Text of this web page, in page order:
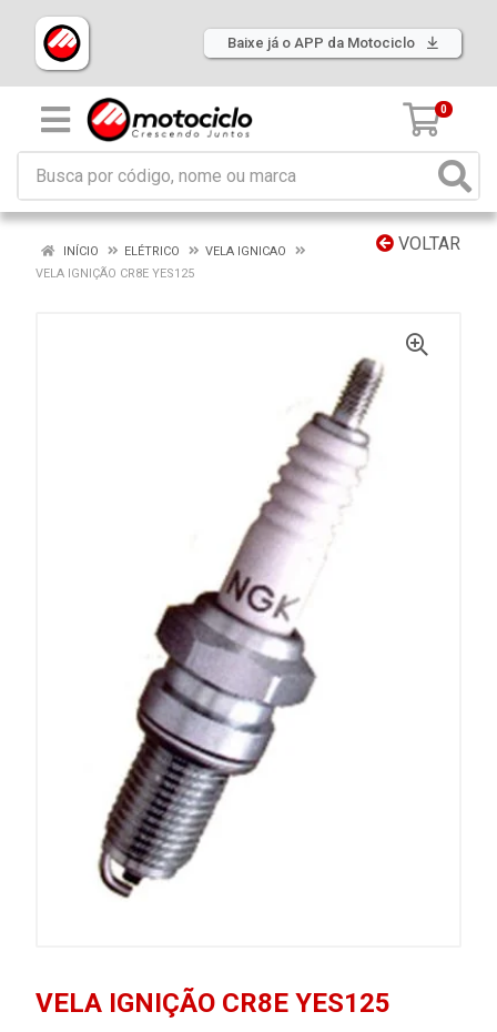
Baixe já o APP da Motociclo
0
VOLTAR
INÍCIO ELÉTRICO
VELA IGNICAO
VELA IGNIÇÃO CR8E YES125
VELA IGNIÇÃO CR8E YES125